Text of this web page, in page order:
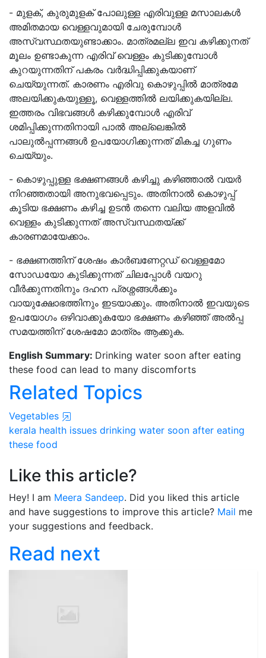
- മുളക്, കുരുമുളക് പോലുള്ള എരിവുള്ള മസാലകൾ
അമിതമായ വെള്ളവുമായി ചേരുമ്പോള്‍
അസ്വസ്ഥതയുണ്ടാക്കാം. മാത്രമല്ല ഇവ കഴിക്കുനത്
മൂലം ഉണ്ടാകുന്ന എരിവ് വെള്ളം കുടിക്കുമ്പോള്‍
കുറയുന്നതിന് പകരം വർദ്ധിപ്പിക്കുകയാണ്
ചെയ്യുന്നത്. കാരണം എരിവു കൊഴുപ്പില്‍ മാത്രമേ
അലയിക്കുകയുള്ളൂ, വെള്ളത്തില്‍ ലയിക്കുകയില്ല.
ഇത്തരം വിഭവങ്ങൾ കഴിക്കുമ്പോൾ എരിവ്
ശമിപ്പിക്കുന്നതിനായി പാൽ അല്ലെങ്കിൽ
പാലുൽപ്പന്നങ്ങൾ ഉപയോഗിക്കുന്നത് മികച്ച ഗുണം
ചെയ്യും.
- കൊഴുപ്പുള്ള ഭക്ഷണങ്ങൾ കഴിച്ചു കഴിഞ്ഞാല്‍ വയര്‍
നിറഞ്ഞതായി അനുഭവപ്പെടും. അതിനാല്‍ കൊഴുപ്പ്
കൂടിയ ഭക്ഷണം കഴിച്ച ഉടൻ തന്നെ വലിയ അളവിൽ
വെള്ളം കുടിക്കുന്നത് അസ്വസ്ഥതയ്ക്ക്
കാരണമായേക്കാം.
- ഭക്ഷണത്തിന് ശേഷം കാർബണേറ്റഡ് വെള്ളമോ
സോഡയോ കുടിക്കുന്നത് ചിലപ്പോള്‍ വയറു
വീർക്കുന്നതിനും ദഹന പ്രശ്നങ്ങള്‍ക്കും
വായുക്ഷോഭത്തിനും ഇടയാക്കും. അതിനാല്‍ ഇവയുടെ
ഉപയോഗം ഒഴിവാക്കുകയോ ഭക്ഷണം കഴിഞ്ഞ് അല്‍പ്പ
സമയത്തിന് ശേഷമോ മാത്രം ആക്കുക.
English Summary: Drinking water soon after eating
these food can lead to many discomforts
Related Topics
Vegetables
kerala health issues drinking water soon after eating
these food
Like this article?
Hey! I am Meera Sandeep. Did you liked this article
and have suggestions to improve this article? Mail me
your suggestions and feedback.
Read next